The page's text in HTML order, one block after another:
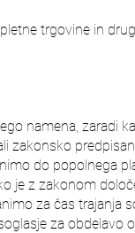
trgovine in
namena, zaradi
zakonsko
do popolnega
je z zakonom
za čas trajanja
za